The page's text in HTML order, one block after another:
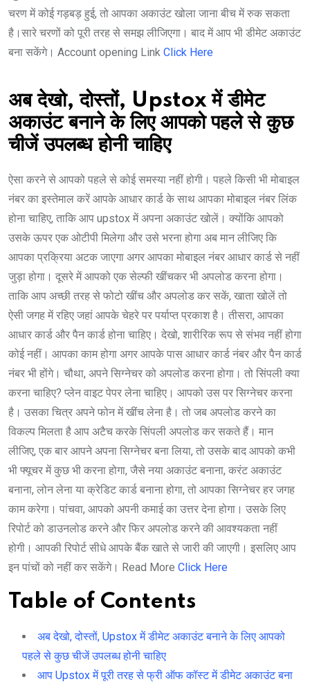
चरण में कोई गड़बड़ हुई, तो आपका अकाउंट खोला जाना बीच में रुक सकता
है।सारे चरणों को पूरी तरह से समझ लीजिएगा। बाद में आप भी डीमेट अकाउंट
बना सकेंगे। Account opening Link Click Here
अब देखो, दोस्तों, Upstox में डीमेट
अकाउंट बनाने के लिए आपको पहले से कुछ
चीजें उपलब्ध होनी चाहिए
ऐसा करने से आपको पहले से कोई समस्या नहीं होगी। पहले किसी भी मोबाइल
नंबर का इस्तेमाल करें आपके आधार कार्ड के साथ आपका मोबाइल नंबर लिंक
होना चाहिए, ताकि आप upstox में अपना अकाउंट खोलें। क्योंकि आपको
उसके ऊपर एक ओटीपी मिलेगा और उसे भरना होगा अब मान लीजिए कि
आपका प्रक्रिया अटक जाएगा अगर आपका मोबाइल नंबर आधार कार्ड से नहीं
जुड़ा होगा। दूसरे में आपको एक सेल्फी खींचकर भी अपलोड करना होगा।
ताकि आप अच्छी तरह से फोटो खींच और अपलोड कर सकें, खाता खोलें तो
ऐसी जगह में रहिए जहां आपके चेहरे पर पर्याप्त प्रकाश है। तीसरा, आपका
आधार कार्ड और पैन कार्ड होना चाहिए। देखो, शारीरिक रूप से संभव नहीं होगा
कोई नहीं। आपका काम होगा अगर आपके पास आधार कार्ड नंबर और पैन कार्ड
नंबर भी होंगे। चौथा, अपने सिग्नेचर को अपलोड करना होगा। तो सिंपली क्या
करना चाहिए? प्लेन वाइट पेपर लेना चाहिए। आपको उस पर सिग्नेचर करना
है। उसका चित्र अपने फोन में खींच लेना है। तो जब अपलोड करने का
विकल्प मिलता है आप अटैच करके सिंपली अपलोड कर सकते हैं। मान
लीजिए, एक बार आपने अपना सिग्नेचर बना लिया, तो उसके बाद आपको कभी
भी फ्यूचर में कुछ भी करना होगा, जैसे नया अकाउंट बनाना, करंट अकाउंट
बनाना, लोन लेना या क्रेडिट कार्ड बनाना होगा, तो आपका सिग्नेचर हर जगह
काम करेगा। पांचवा, आपको अपनी कमाई का उत्तर देना होगा। उसके लिए
रिपोर्ट को डाउनलोड करने और फिर अपलोड करने की आवश्यकता नहीं
होगी। आपकी रिपोर्ट सीधे आपके बैंक खाते से जारी की जाएगी। इसलिए आप
इन पांचों को नहीं कर सकेंगे। Read More Click Here
Table of Contents
अब देखो, दोस्तों, Upstox में डीमेट अकाउंट बनाने के लिए आपको
पहले से कुछ चीजें उपलब्ध होनी चाहिए
आप Upstox में पूरी तरह से फ्री ऑफ कॉस्ट में डीमेट अकाउंट बना